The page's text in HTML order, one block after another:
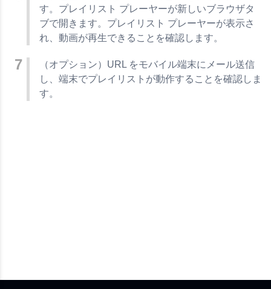
す。プレイリスト プレーヤーが新しいブラウザタ
ブで開きます。プレイリスト プレーヤーが表示さ
れ、動画が再生できることを確認します。
（オプション）URL をモバイル端末にメール送信
し、端末でプレイリストが動作することを確認しま
す。